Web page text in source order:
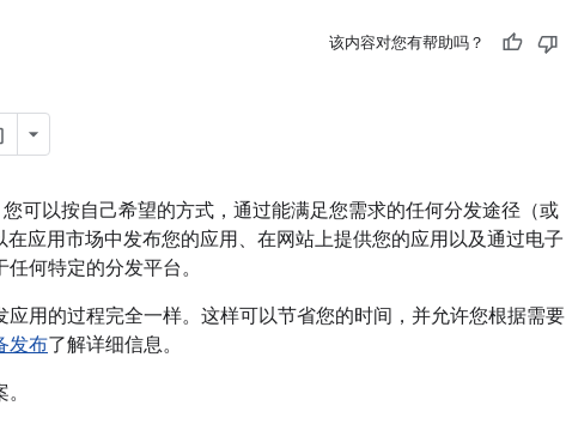
该内容对您有帮助吗？
可以按自己希望的方式，通过能满足您需求的任何分发途径（或
应用市场中发布您的应用、在网站上提供您的应用以及通过电子
何特定的分发平台。
用的过程完全一样。这样可以节省您的时间，并允许您根据需要
发布了解详细信息。